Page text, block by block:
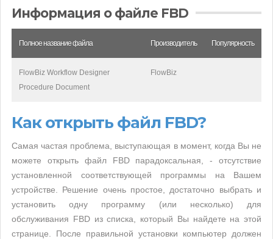
Информация о файле FBD
Полное название файла Производитель Популярность
FlowBiz Workflow Designer
Procedure Document
FlowBiz
Как открыть файл FBD?
Самая частая проблема, выступающая в момент, когда Вы не
можете открыть файл FBD парадоксальная, - отсутствие
установленной соответствующей программы на Вашем
устройстве. Решение очень простое, достаточно выбрать и
установить одну программу (или несколько) для
обслуживания FBD из списка, который Вы найдете на этой
странице. После правильной установки компьютер должен